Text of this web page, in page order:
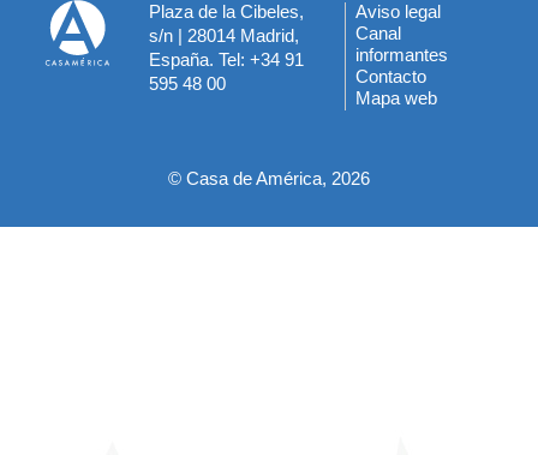
Plaza de la Cibeles,
s/n | 28014 Madrid,
España. Tel: +34 91
595 48 00
Menú
del
pie
Aviso legal
Canal
informantes
Contacto
Mapa web
© Casa de América, 2026